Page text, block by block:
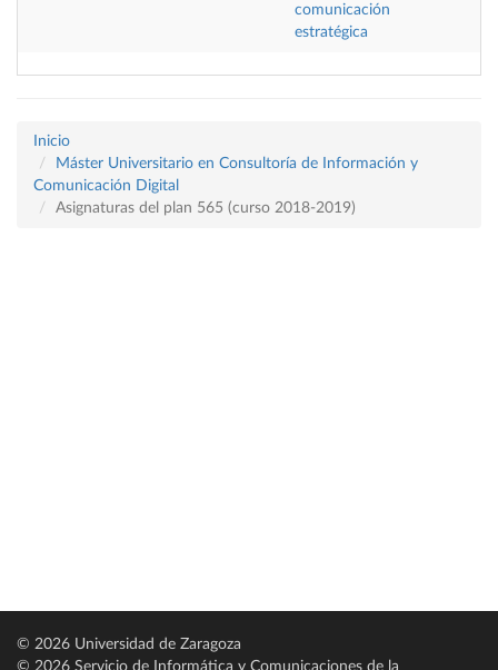
comunicación
estratégica
Inicio
Máster Universitario en Consultoría de Información y
Comunicación Digital
Asignaturas del plan 565 (curso 2018-2019)
© 2026 Universidad de Zaragoza
© 2026 Servicio de Informática y Comunicaciones de la